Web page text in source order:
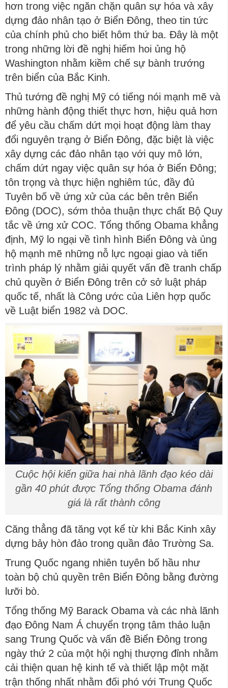
hơn trong việc ngăn chặn quân sự hóa và xây
dựng đảo nhân tạo ở Biển Đông, theo tin tức
của chính phủ cho biết hôm thứ ba. Đây là một
trong những lời đề nghị hiếm hoi ủng hộ
Washington nhằm kiềm chế sự bành trướng
trên biển của Bắc Kinh.
Thủ tướng đề nghị Mỹ có tiếng nói mạnh mẽ và
những hành động thiết thực hơn, hiệu quả hơn
để yêu cầu chấm dứt mọi hoạt động làm thay
đổi nguyên trạng ở Biển Đông, đặc biệt là việc
xây dựng các đảo nhân tạo với quy mô lớn,
chấm dứt ngay việc quân sự hóa ở Biển Đông;
tôn trọng và thực hiện nghiêm túc, đầy đủ
Tuyên bố về ứng xử của các bên trên Biển
Đông (DOC), sớm thỏa thuận thực chất Bộ Quy
tắc về ứng xử COC. Tổng thống Obama khẳng
định, Mỹ lo ngại về tình hình Biển Đông và ủng
hộ mạnh mẽ những nỗ lực ngoại giao và tiến
trình pháp lý nhằm giải quyết vấn đề tranh chấp
chủ quyền ở Biển Đông trên cở sở luật pháp
quốc tế, nhất là Công ước của Liên hợp quốc
về Luật biển 1982 và DOC.
Cuộc hội kiến giữa hai nhà lãnh đạo kéo dài
gần 40 phút được Tổng thống Obama đánh
giá là rất thành công
Căng thẳng đã tăng vọt kể từ khi Bắc Kinh xây
dựng bảy hòn đảo trong quần đảo Trường Sa.
Trung Quốc ngang nhiên tuyên bố hầu như
toàn bộ chủ quyền trên Biển Đông bằng đường
lưỡi bò.
Tổng thống Mỹ Barack Obama và các nhà lãnh
đạo Đông Nam Á chuyển trọng tâm thảo luận
sang Trung Quốc và vấn đề Biển Đông trong
ngày thứ 2 của một hội nghị thượng đỉnh nhằm
cải thiện quan hệ kinh tế và thiết lập một mặt
trận thống nhất nhằm đối phó với Trung Quốc